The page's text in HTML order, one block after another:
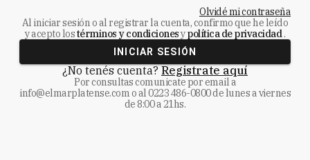
Olvidé mi contraseña
Al iniciar sesión o al registrar la cuenta, confirmo que he leído
y acepto lostérminos y condicionesypolítica de privacidad.
INICIAR SESIÓN
¿No tenés cuenta? Registrate aquí
Por consultas comunicate por email a
info@elmarplatense.como al0223 486-0800de lunes a viernes
de 8:00 a 21hs.